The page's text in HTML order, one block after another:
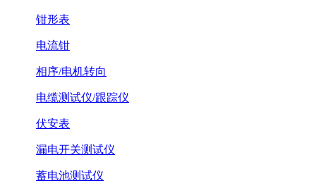
钳形表
电流钳
相序/电机转向
电缆测试仪/跟踪仪
伏安表
漏电开关测试仪
蓄电池测试仪